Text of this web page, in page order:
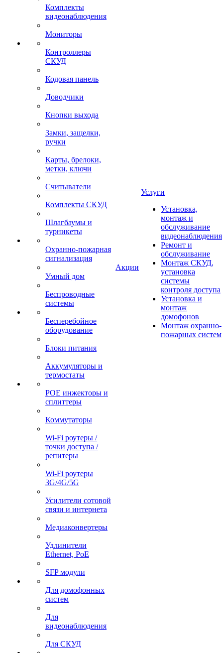
Комплекты
видеонаблюдения
Мониторы
Контроллеры
СКУД
Кодовая панель
Доводчики
Кнопки выхода
Замки, защелки,
ручки
Карты, брелоки,
метки, ключи
Считыватели
Комплекты СКУД
Шлагбаумы и
турникеты
Охранно-пожарная
сигнализация
Умный дом
Беспроводные
системы
Бесперебойное
оборудование
Блоки питания
Аккумуляторы и
термостаты
POE инжекторы и
сплиттеры
Коммутаторы
Wi-Fi роутеры /
точки доступа /
репитеры
Wi-Fi роутеры
3G/4G/5G
Усилители сотовой
связи и интернета
Медиаконвертеры
Удлинители
Ethernet, PoE
SFP модули
Для домофонных
систем
Для
видеонаблюдения
Для СКУД
Акции
Услуги
Установка,
монтаж и
обслуживание
видеонаблюдения
Ремонт и
обслуживание
Монтаж СКУД,
установка
системы
контроля доступа
Установка и
монтаж
домофонов
Монтаж охранно-
пожарных систем